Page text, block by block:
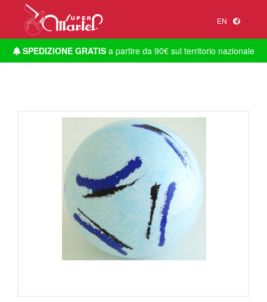
EN
SPEDIZIONE GRATISa partire da 90€ sul territorio nazionale